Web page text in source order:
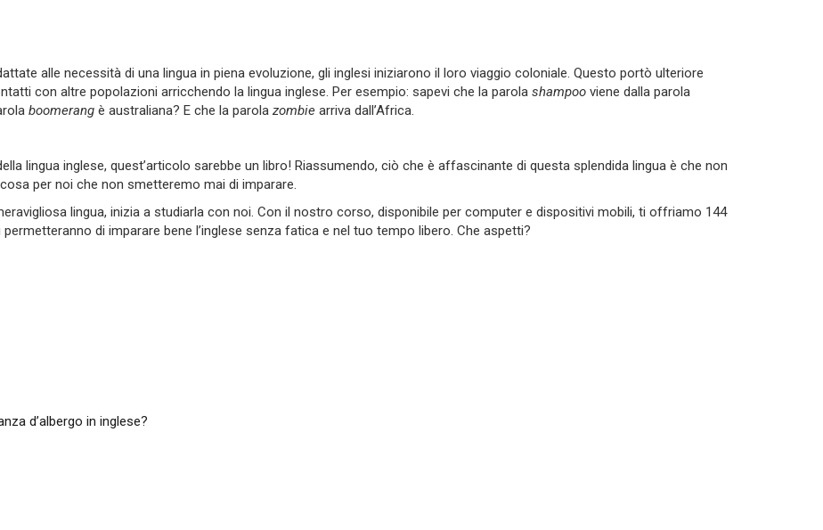
alle necessità di una lingua in piena evoluzione, gli inglesi iniziarono il loro viaggio coloniale. Questo portò ulteriore
con altre popolazioni arricchendo la lingua inglese. Per esempio: sapevi che la parola shampoo viene dalla parola
boomerang è australiana? E che la parola zombie arriva dall’Africa.
lingua inglese, quest’articolo sarebbe un libro! Riassumendo, ciò che è affascinante di questa splendida lingua è che non
per noi che non smetteremo mai di imparare.
lingua, inizia a studiarla con noi. Con il nostro corso, disponibile per computer e dispositivi mobili, ti offriamo 144
di imparare bene l’inglese senza fatica e nel tuo tempo libero. Che aspetti?
d’albergo in inglese?